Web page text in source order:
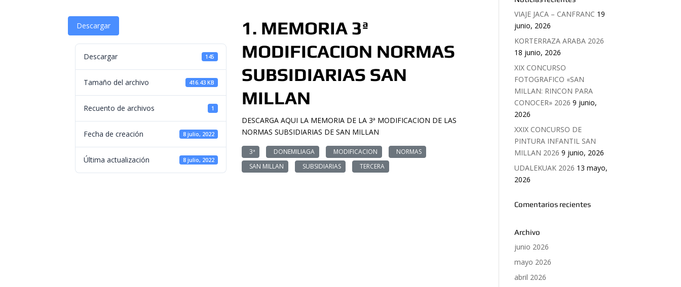
Descargar
Descargar 145
Tamaño del archivo 416.43 KB
Recuento de archivos 1
Fecha de creación 8 julio, 2022
Última actualización 8 julio, 2022
1. MEMORIA 3ª
MODIFICACION NORMAS
SUBSIDIARIAS SAN
MILLAN
DESCARGA AQUI LA MEMORIA DE LA 3ª MODIFICACION DE LAS
NORMAS SUBSIDIARIAS DE SAN MILLAN
3ª DONEMILIAGA MODIFICACION
NORMAS
SAN MILLAN
SUBSIDIARIAS TERCERA
VIAJE JACA – CANFRANC 19
junio, 2026
KORTERRAZA ARABA 2026
18 junio, 2026
XIX CONCURSO
FOTOGRAFICO «SAN
MILLAN: RINCON PARA
CONOCER» 2026 9 junio,
2026
XXIX CONCURSO DE
PINTURA INFANTIL SAN
MILLAN 2026 9 junio, 2026
UDALEKUAK 2026 13 mayo,
2026
Comentarios recientes
Archivo
junio 2026
mayo 2026
abril 2026